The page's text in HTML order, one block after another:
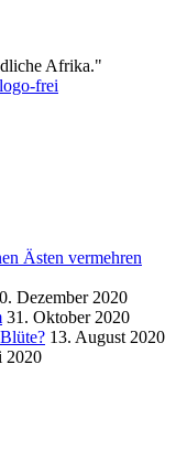
Afrika."
Ästen vermehren
Dezember 2020
31. Oktober 2020
13. August 2020
2020